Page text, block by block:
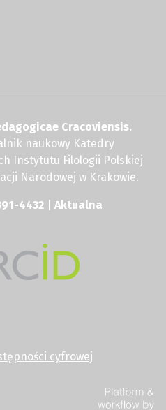
Cracoviensis.
naukowy Katedry
Instytutu Filologii Polskiej
Narodowej w Krakowie.
4432
Aktualna
cyfrowej